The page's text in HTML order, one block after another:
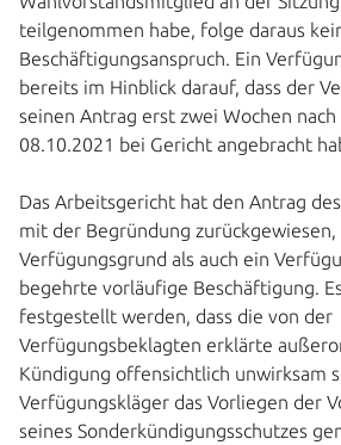
teilgenommen habe, folge daraus
Beschäftigungsanspruch. Ein
bereits im Hinblick darauf, dass der
seinen Antrag erst zwei Wochen
08.10.2021 bei Gericht angebracht
Das Arbeitsgericht hat den Antrag
mit der Begründung
Verfügungsgrund als auch ein
begehrte vorläufige Beschäftigung.
festgestellt werden, dass die von der
Verfügungsbeklagten erklärte
Kündigung offensichtlich unwirksam
Verfügungskläger das Vorliegen der
seines Sonderkündigungsschutzes